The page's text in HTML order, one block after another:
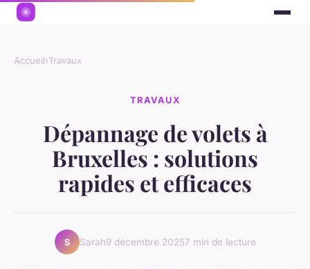
Accueil›Travaux
TRAVAUX
Dépannage de volets à
Bruxelles : solutions
rapides et efficaces
S Sarah9 décembre 20257 min de lecture